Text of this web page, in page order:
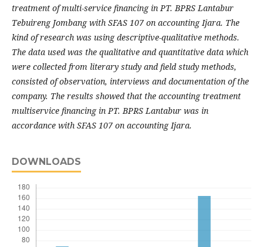
treatment of multi-service financing in PT. BPRS Lantabur
Tebuireng Jombang with SFAS 107 on accounting Ijara. The
kind of research was using descriptive-qualitative methods.
The data used was the qualitative and quantitative data which
were collected from literary study and field study methods,
consisted of observation, interviews and documentation of the
company. The results showed that the accounting treatment
multiservice financing in PT. BPRS Lantabur was in
accordance with SFAS 107 on accounting Ijara.
DOWNLOADS